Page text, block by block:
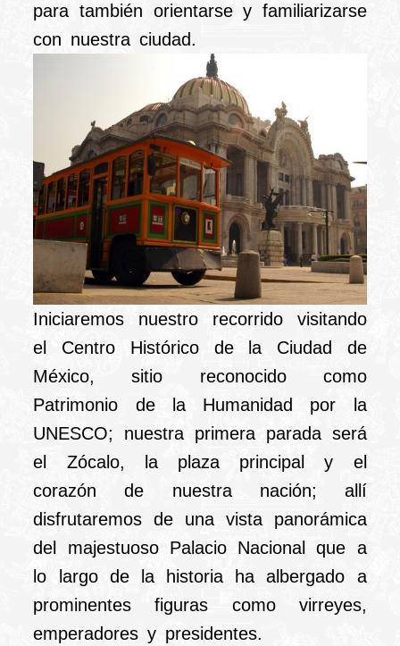
para también orientarse y familiarizarse
con nuestra ciudad.
Iniciaremos nuestro recorrido visitando
el Centro Histórico de la Ciudad de
México, sitio reconocido como
Patrimonio de la Humanidad por la
UNESCO; nuestra primera parada será
el Zócalo, la plaza principal y el
corazón de nuestra nación; allí
disfrutaremos de una vista panorámica
del majestuoso Palacio Nacional que a
lo largo de la historia ha albergado a
prominentes figuras como virreyes,
emperadores y presidentes.